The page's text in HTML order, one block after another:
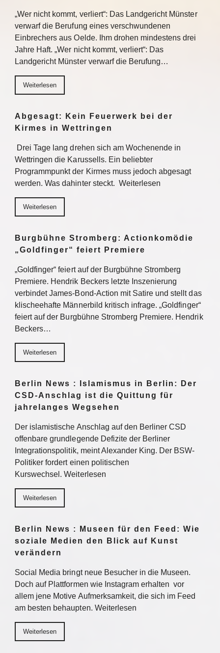
„Wer nicht kommt, verliert“: Das Landgericht Münster
verwarf die Berufung eines verschwundenen
Einbrechers aus Oelde. Ihm drohen mindestens drei
Jahre Haft. „Wer nicht kommt, verliert“: Das
Landgericht Münster verwarf die Berufung…
Weiterlesen
Abgesagt: Kein Feuerwerk bei der
Kirmes in Wettringen
Drei Tage lang drehen sich am Wochenende in
Wettringen die Karussells. Ein beliebter
Programmpunkt der Kirmes muss jedoch abgesagt
werden. Was dahinter steckt. Weiterlesen
Weiterlesen
Burgbühne Stromberg: Actionkomödie
„Goldfinger“ feiert Premiere
„Goldfinger“ feiert auf der Burgbühne Stromberg
Premiere. Hendrik Beckers letzte Inszenierung
verbindet James-Bond-Action mit Satire und stellt das
klischeehafte Männerbild kritisch infrage. „Goldfinger“
feiert auf der Burgbühne Stromberg Premiere. Hendrik
Beckers…
Weiterlesen
Berlin News : Islamismus in Berlin: Der
CSD-Anschlag ist die Quittung für
jahrelanges Wegsehen
Der islamistische Anschlag auf den Berliner CSD
offenbare grundlegende Defizite der Berliner
Integrationspolitik, meint Alexander King. Der BSW-
Politiker fordert einen politischen
Kurswechsel. Weiterlesen
Weiterlesen
Berlin News : Museen für den Feed: Wie
soziale Medien den Blick auf Kunst
verändern
Social Media bringt neue Besucher in die Museen.
Doch auf Plattformen wie Instagram erhalten vor
allem jene Motive Aufmerksamkeit, die sich im Feed
am besten behaupten. Weiterlesen
Weiterlesen